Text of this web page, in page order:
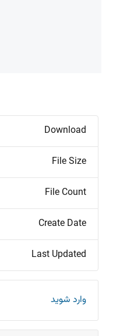
Download
File Size
File Count
Create Date
Last Updated
وارد شوید